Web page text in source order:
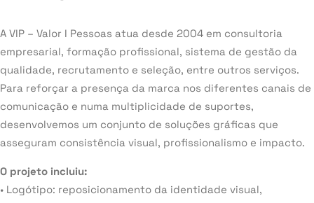
A VIP – Valor I Pessoas atua desde 2004 em consultoria
empresarial, formação profissional, sistema de gestão da
qualidade, recrutamento e seleção, entre outros serviços.
Para reforçar a presença da marca nos diferentes canais de
comunicação e numa multiplicidade de suportes,
desenvolvemos um conjunto de soluções gráficas que
asseguram consistência visual, profissionalismo e impacto.
O projeto incluiu:
• Logótipo: reposicionamento da identidade visual,